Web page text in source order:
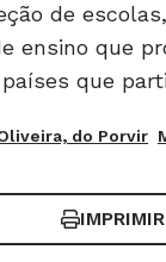
de
ensino que
que
do Porvir
IMPRIMIR